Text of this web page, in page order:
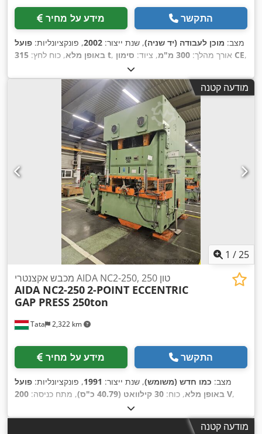
מידע על מחיר התקשר
מצב: מוכן לעבודה (יד שניה), שנת ייצור: 2002, פונקציונליות: פועל
באופן מלא, כוח לחץ: 315 t , אורך מהלך: 300 מ"מ , ציוד: סימון CE,
מודעה קטנה
1 /25
Tata 2,322 km
מכבש אקצנטרי AIDA NC2-250, 250 טון
AIDA NC2-2502-POINT ECCENTRIC
GAP PRESS 250ton
מידע על מחיר התקשר
מצב: כמו חדש (משומש), שנת ייצור: 1991, פונקציונליות: פועל
באופן מלא, כוח: 30 קילוואט (40.79 כ"ס) , מתח כניסה: 200 V,
סוג זרם כניסה:
אורך שולחן:2,700 מ"מ , משקל כולל:35,000 ק"ג , כוח חירור:250
מודעה קטנה